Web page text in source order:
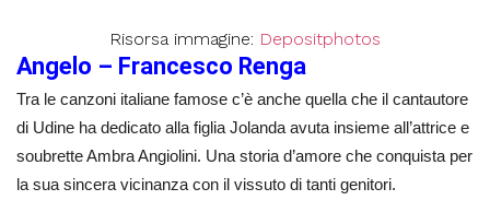
Risorsa immagine: Depositphotos
Angelo – Francesco Renga
Tra le canzoni italiane famose c’è anche quella che il cantautore
di Udine ha dedicato alla figlia Jolanda avuta insieme all’attrice e
soubrette Ambra Angiolini. Una storia d’amore che conquista per
la sua sincera vicinanza con il vissuto di tanti genitori.